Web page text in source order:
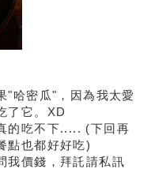
"哈密瓜"，因為我太愛
了它。XD
的吃不下..... (下回再
點也都好好吃)
我價錢，拜託請私訊